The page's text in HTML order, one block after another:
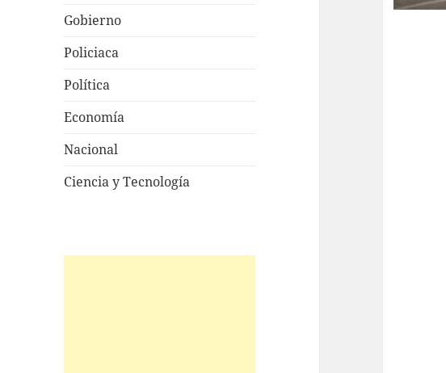
Gobierno
Policiaca
Política
Economía
Nacional
Ciencia y Tecnología